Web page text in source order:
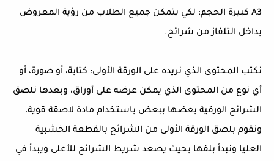
A3 كبيرة الحجم؛ لكي يتمكن جميع الطلاب من رؤية المعروض
بداخل التلفاز من شرائح.
نكتب المحتوى الذي نريده على الورقة الأولى: كتابة، أو صورة، أو
أي نوع من المحتوى الذي يمكن عرضه على أوراق، وبعدها نلصق
الشرائح الورقية بعضها ببعض باستخدام مادة لاصقة قوية،
ونقوم بلصق الورقة الأولى من الشرائح بالقطعة الخشبية
العليا ونبدأ بلفها بحيث يصعد شريط الشرائح للأعلى ويبدأ في